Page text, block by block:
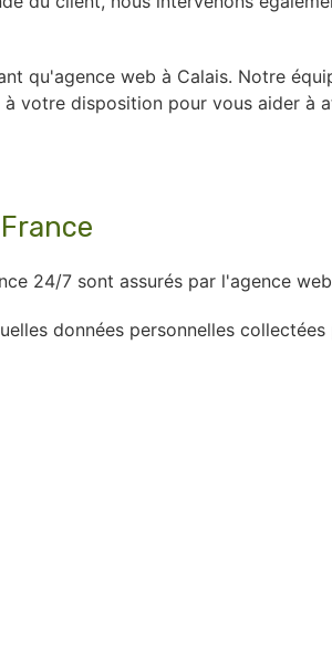
qu'agence web à Calais. Notre
votre disposition pour vous aider à
24/7 sont assurés par l'agence
données personnelles collectées